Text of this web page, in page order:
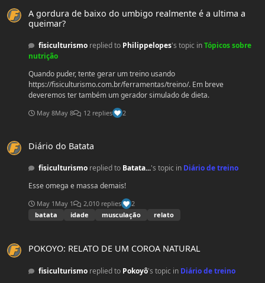
A gordura de baixo do umbigo realmente é a ultima a
queimar?
fisiculturismo replied to Philippelopes's topic inTópicos sobre
nutrição
Quando puder, tente gerar um treino usando
https://fisiculturismo.com.br/ferramentas/treino/. Em breve
deveremos ter também um gerador simulado de dieta.
May 8May 8 12 replies 2
Diário do Batata
fisiculturismo replied to Batata...'s topic in Diário de treino
Esse omega e massa demais!
May 1 May 1 2,010 replies
2
batata
idade musculação relato
POKOYO: RELATO DE UM COROA NATURAL
fisiculturismo replied to Pokoyô's topic in Diário de treino